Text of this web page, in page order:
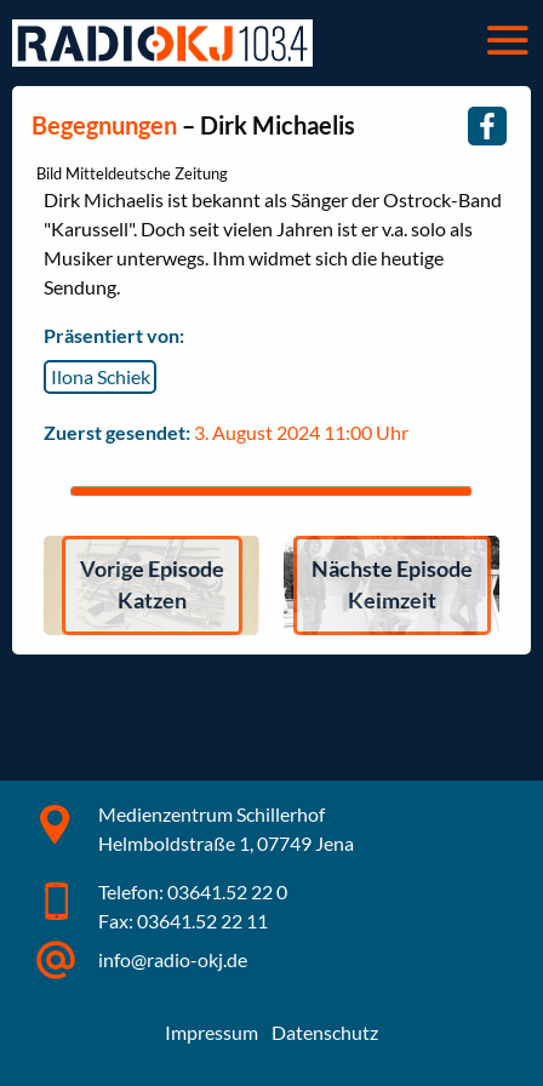
Begegnungen – Dirk Michaelis
Bild Mitteldeutsche Zeitung
Dirk Michaelis ist bekannt als Sänger der Ostrock-Band
"Karussell". Doch seit vielen Jahren ist er v.a. solo als
Musiker unterwegs. Ihm widmet sich die heutige
Sendung.
Präsentiert von:
Ilona Schiek
Zuerst gesendet: 3. August 2024 11:00 Uhr
Vorige Episode
Katzen
Nächste Episode
Keimzeit
Medienzentrum Schillerhof
Helmboldstraße 1, 07749 Jena
Telefon: 03641.52 22 0
Fax: 03641.52 22 11
info@radio-okj.de
Impressum Datenschutz